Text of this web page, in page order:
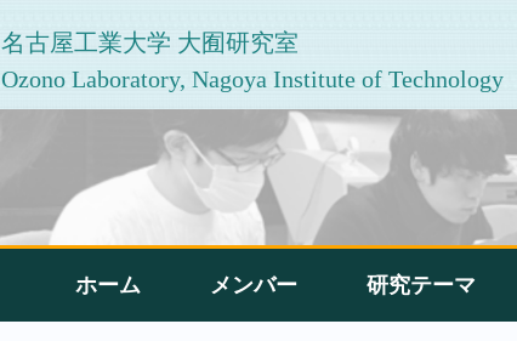
名古屋工業大学 大囿研究室
Ozono Laboratory, Nagoya Institute of Technology
ホーム メンバー 研究テーマ